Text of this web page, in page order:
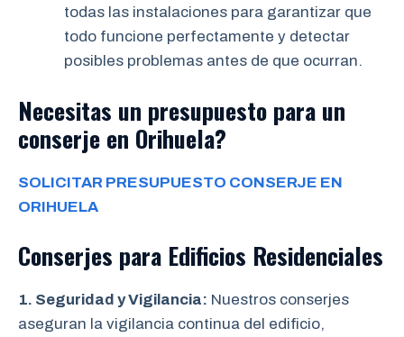
todas las instalaciones para garantizar que
todo funcione perfectamente y detectar
posibles problemas antes de que ocurran.
Necesitas un presupuesto para un
conserje en Orihuela?
SOLICITAR PRESUPUESTO CONSERJE EN
ORIHUELA
Conserjes para Edificios Residenciales
1. Seguridad y Vigilancia: Nuestros conserjes
aseguran la vigilancia continua del edificio,